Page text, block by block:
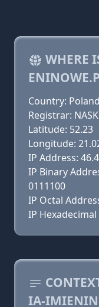
WHERE
Country: Poland
Registrar: NASK
Latitude: 52.23
Longitude:
IP Address:
IP Binary
0111100
IP Octal
IP
IA-